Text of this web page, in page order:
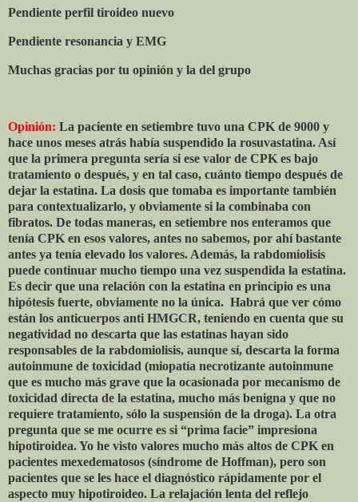
Pendiente perfil tiroideo nuevo
Pendiente resonancia y EMG
Muchas gracias por tu opinión y la del grupo
Opinión: La paciente en setiembre tuvo una CPK de 9000 y
hace unos meses atrás había suspendido la rosuvastatina. Así
que la primera pregunta sería si ese valor de CPK es bajo
tratamiento o después, y en tal caso, cuánto tiempo después de
dejar la estatina. La dosis que tomaba es importante también
para contextualizarlo, y obviamente si la combinaba con
fibratos. De todas maneras, en setiembre nos enteramos que
tenía CPK en esos valores, antes no sabemos, por ahí bastante
antes ya tenía elevado los valores. Además, la rabdomiolisis
puede continuar mucho tiempo una vez suspendida la estatina.
Es decir que una relación con la estatina en principio es una
hipótesis fuerte, obviamente no la única. Habrá que ver cómo
están los anticuerpos anti HMGCR, teniendo en cuenta que su
negatividad no descarta que las estatinas hayan sido
responsables de la rabdomiolisis, aunque sí, descarta la forma
autoinmune de toxicidad (miopatía necrotizante autoinmune
que es mucho más grave que la ocasionada por mecanismo de
toxicidad directa de la estatina, mucho más benigna y que no
requiere tratamiento, sólo la suspensión de la droga). La otra
pregunta que se me ocurre es si “prima facie” impresiona
hipotiroidea. Yo he visto valores mucho más altos de CPK en
pacientes mexedematosos (síndrome de Hoffman), pero son
pacientes que se les hace el diagnóstico rápidamente por el
aspecto muy hipotiroideo. La relajación lenta del reflejo